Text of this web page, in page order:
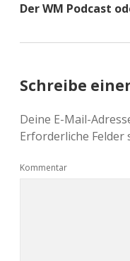
Der WM Podcast
Schreibe
Deine E-Mail-
Erforderliche Felder
Kommentar